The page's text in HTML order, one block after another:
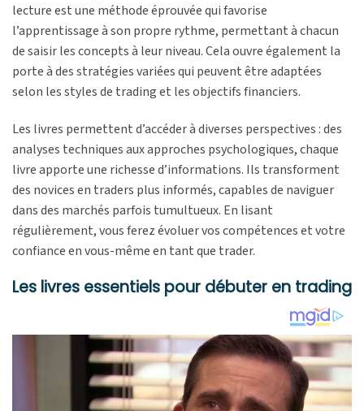
lecture est une méthode éprouvée qui favorise
l’apprentissage à son propre rythme, permettant à chacun
de saisir les concepts à leur niveau. Cela ouvre également la
porte à des stratégies variées qui peuvent être adaptées
selon les styles de trading et les objectifs financiers.
Les livres permettent d’accéder à diverses perspectives : des
analyses techniques aux approches psychologiques, chaque
livre apporte une richesse d’informations. Ils transforment
des novices en traders plus informés, capables de naviguer
dans des marchés parfois tumultueux. En lisant
régulièrement, vous ferez évoluer vos compétences et votre
confiance en vous-même en tant que trader.
Les livres essentiels pour débuter en trading